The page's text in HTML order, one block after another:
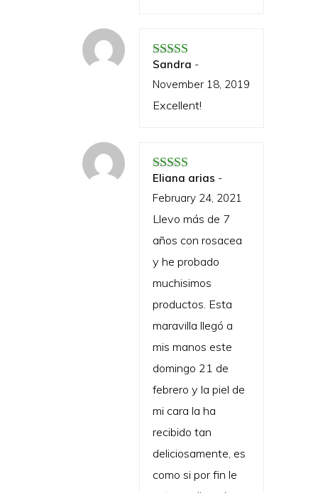
Rated5 out of 5
Sandra -
November 18, 2019
Excellent!
Rated 5out of 5
Eliana arias -
February 24, 2021
Llevo más de 7
años con rosacea
y he probado
muchisimos
productos. Esta
maravilla llegó a
mis manos este
domingo 21 de
febrero y la piel de
mi cara la ha
recibido tan
deliciosamente, es
como si por fin le